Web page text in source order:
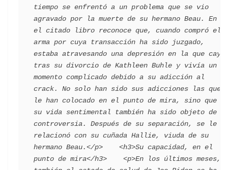
tiempo se enfrentó a un problema que se vio
agravado por la muerte de su hermano Beau. En
el citado libro reconoce que, cuando compró el
arma por cuya transacción ha sido juzgado,
estaba atravesando una depresión en la que cayó
tras su divorcio de Kathleen Buhle y vivía un
momento complicado debido a su adicción al
crack. No solo han sido sus adicciones las que
le han colocado en el punto de mira, sino que
su vida sentimental también ha sido objeto de
controversia. Después de su separación, se le
relacionó con su cuñada Hallie, viuda de su
hermano Beau.</p>    <h3>Su capacidad, en el
punto de mira</h3>    <p>En los últimos meses,